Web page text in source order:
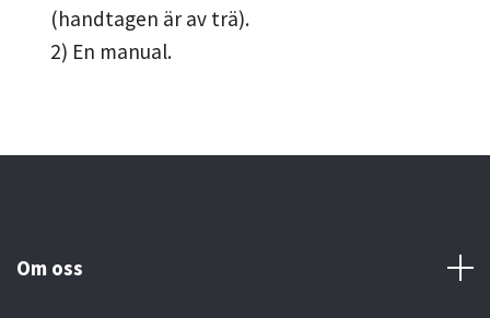
(handtagen är av trä).
2) En manual.
Om oss